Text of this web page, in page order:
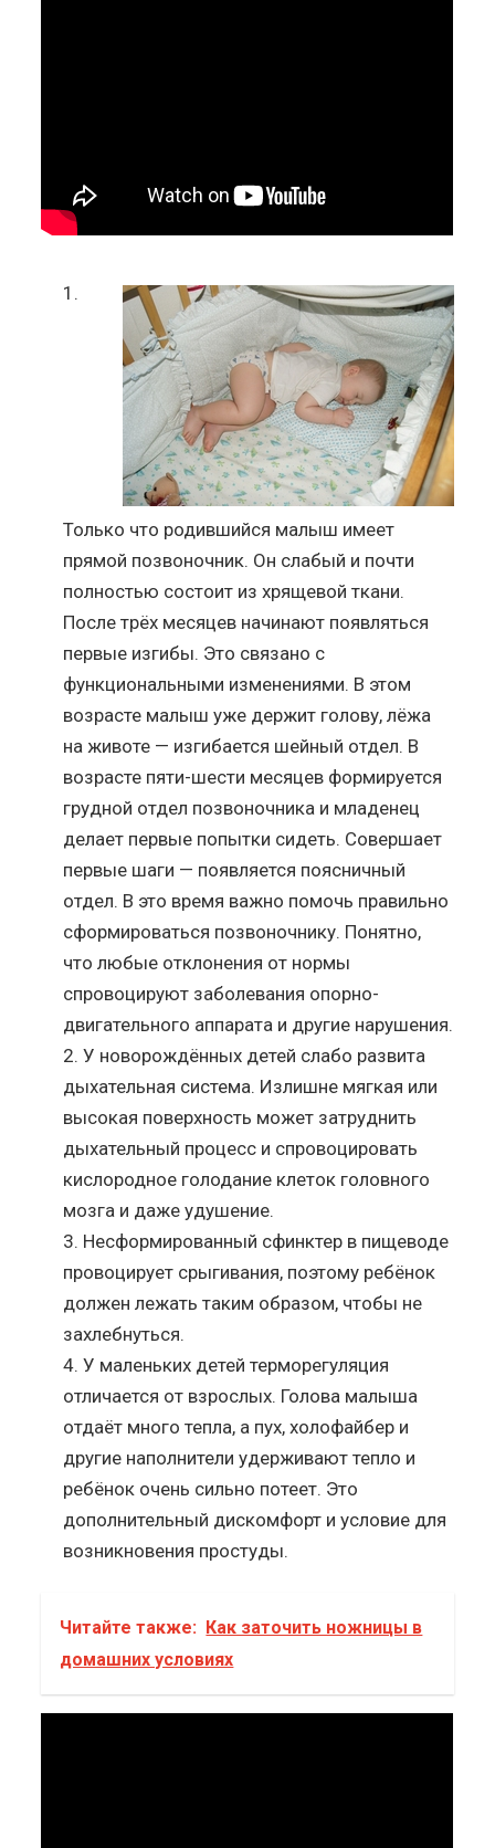
Только что родившийся малыш имеет
прямой позвоночник. Он слабый и почти
полностью состоит из хрящевой ткани.
После трёх месяцев начинают появляться
первые изгибы. Это связано с
функциональными изменениями. В этом
возрасте малыш уже держит голову, лёжа
на животе — изгибается шейный отдел. В
возрасте пяти-шести месяцев формируется
грудной отдел позвоночника и младенец
делает первые попытки сидеть. Совершает
первые шаги — появляется поясничный
отдел. В это время важно помочь правильно
сформироваться позвоночнику. Понятно,
что любые отклонения от нормы
спровоцируют заболевания опорно-
двигательного аппарата и другие нарушения.
У новорождённых детей слабо развита
дыхательная система. Излишне мягкая или
высокая поверхность может затруднить
дыхательный процесс и спровоцировать
кислородное голодание клеток головного
мозга и даже удушение.
Несформированный сфинктер в пищеводе
провоцирует срыгивания, поэтому ребёнок
должен лежать таким образом, чтобы не
захлебнуться.
У маленьких детей терморегуляция
отличается от взрослых. Голова малыша
отдаёт много тепла, а пух, холофайбер и
другие наполнители удерживают тепло и
ребёнок очень сильно потеет. Это
дополнительный дискомфорт и условие для
возникновения простуды.
Читайте также: Как заточить ножницы в
домашних условиях